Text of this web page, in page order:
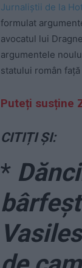
Jurnaliştii de la
formulat
avocatul lui
argumentele
statului român
Puteți susține
CITIȚI ȘI:
*